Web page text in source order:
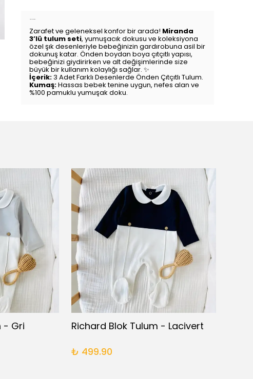
Zarafet ve geleneksel konfor bir arada! Miranda
3’lü tulum seti, yumuşacık dokusu ve koleksiyona
özel şık desenleriyle bebeğinizin gardırobuna asil bir
dokunuş katar. Önden boydan boya çıtçıtlı yapısı,
bebeğinizi giydirirken ve alt değişimlerinde size
büyük bir kullanım kolaylığı sağlar. ✨
İçerik:3 Adet Farklı Desenlerde Önden Çıtçıtlı Tulum.
Kumaş:Hassas bebek tenine uygun, nefes alan ve
%100 pamuklu yumuşak doku.
- Gri
Richard Blok Tulum - Lacivert
₺ 499.90